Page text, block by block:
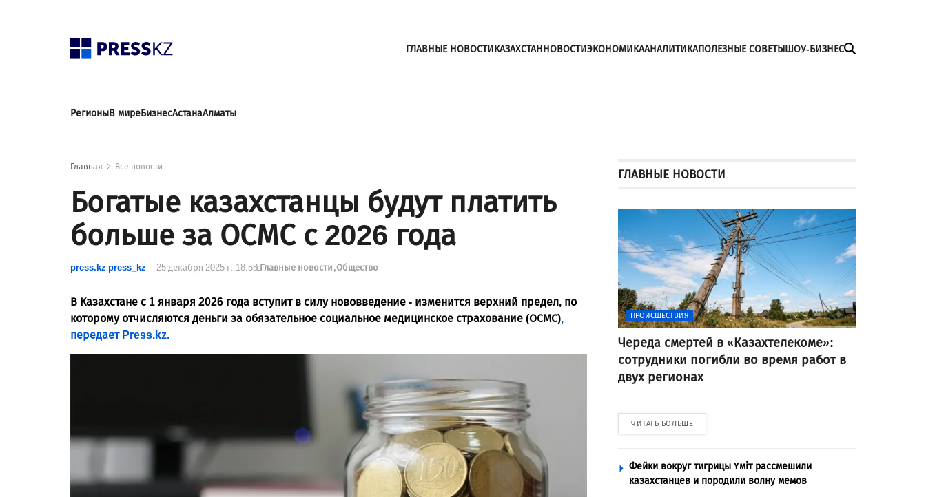
ГЛАВНЫЕ НОВОСТИКАЗАХСТАННОВОСТИЭКОНОМИКААНАЛИТИКАПОЛЕЗНЫЕ СОВЕТЫШОУ-БИЗНЕС
РегионыВ миреБизнесАстанаАлматы
Главная Все новости
Богатые казахстанцы будут платить
больше за ОСМС с 2026 года
press.kz press_kz 25 декабря 2025 г. 18:58вГлавные новостиОбщество
В Казахстане с 1 января 2026 года вступит в силу нововведение - изменится верхний предел, по
которому отчисляются деньги за обязательное социальное медицинское страхование (ОСМС),
передает Press.kz.
ГЛАВНЫЕ НОВОСТИ
ПРОИСШЕСТВИЯ
Череда смертей в «Казахтелекоме»:
сотрудники погибли во время работ в
двух регионах
ЧИТАТЬ БОЛЬШЕ
Фейки вокруг тигрицы Үміт рассмешили
казахстанцев и породили волну мемов